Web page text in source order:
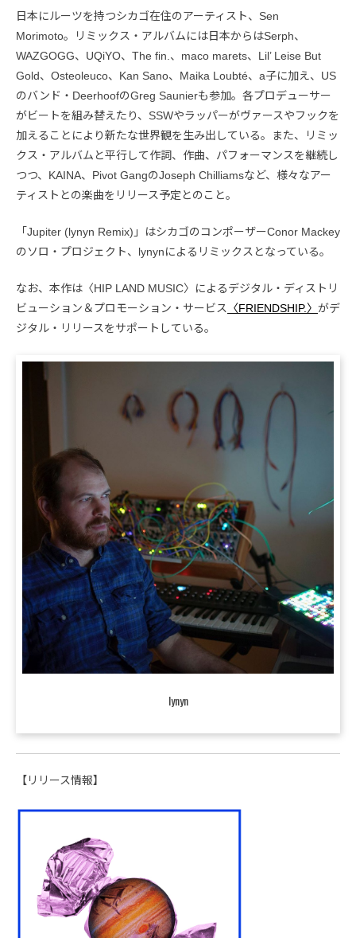
日本にルーツを持つシカゴ在住のアーティスト、Sen
Morimoto。リミックス・アルバムには日本からはSerph、
WAZGOGG、UQiYO、The fin.、maco marets、Lil’ Leise But
Gold、Osteoleuco、Kan Sano、Maika Loubté、a子に加え、US
のバンド・DeerhoofのGreg Saunierも参加。各プロデューサー
がビートを組み替えたり、SSWやラッパーがヴァースやフックを
加えることにより新たな世界観を生み出している。また、リミッ
クス・アルバムと平行して作詞、作曲、パフォーマンスを継続し
つつ、KAINA、Pivot GangのJoseph Chilliamsなど、様々なアー
ティストとの楽曲をリリース予定とのこと。
「Jupiter (lynyn Remix)」はシカゴのコンポーザーConor Mackey
のソロ・プロジェクト、lynynによるリミックスとなっている。
なお、本作は〈HIP LAND MUSIC〉によるデジタル・ディストリ
ビューション＆プロモーション・サービス
〈FRIENDSHIP.〉 がデ
ジタル・リリースをサポートしている。
lynyn
【リリース情報】